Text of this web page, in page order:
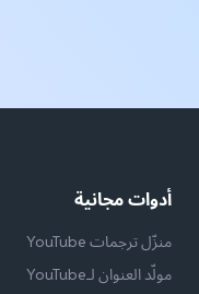
أدوات مجانية
منزّل ترجمات YouTube
مولّد العنوان لـYouTube